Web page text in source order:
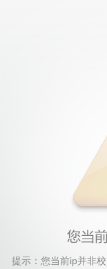
提示：您当前ip并非